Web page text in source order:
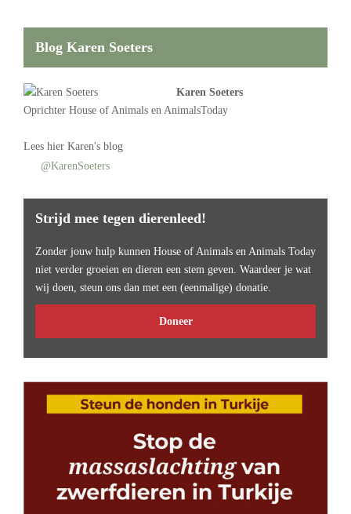
Blog Karen Soeters
Karen Soeters
Oprichter House of Animals en AnimalsToday
Lees hier Karen's blog
@KarenSoeters
Strijd mee tegen dierenleed!
Zonder jouw hulp kunnen House of Animals en Animals Today
niet verder groeien en dieren een stem geven. Waardeer je wat
wij doen, steun ons dan met een (eenmalige) donatie.
Doneer